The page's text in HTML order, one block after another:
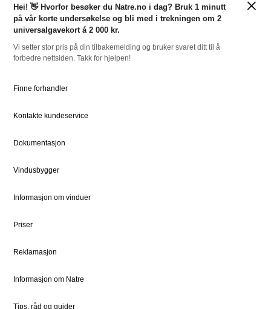
Tilpasninger
Nyheter
RESSURSER
Slik bestiller du
Priser
Dokumentsenter
STØTTE
Kundeservice
Kontakt
Vedlikehold
FOR PROFF
Natre Express
Hei! 👋 Hvorfor besøker du Natre.no i dag? Bruk 1 minutt
på vår korte undersøkelse og bli med i trekningen om 2
universalgavekort á 2 000 kr.
Vi setter stor pris på din tilbakemelding og bruker svaret ditt til å
forbedre nettsiden. Takk for hjelpen!
Finne forhandler
Kontakte kundeservice
Dokumentasjon
Vindusbygger
Informasjon om vinduer
Priser
Reklamasjon
Informasjon om Natre
Tips, råd og guider
×